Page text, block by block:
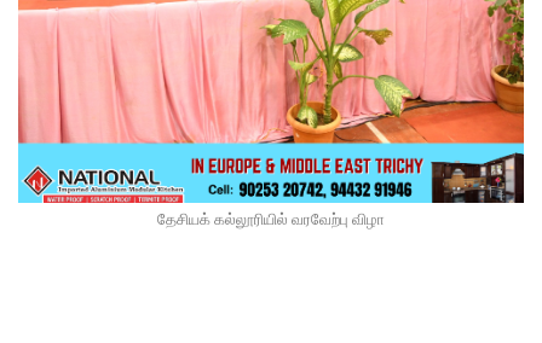
தேசியக் கல்லூரியில் வரவேற்பு விழா